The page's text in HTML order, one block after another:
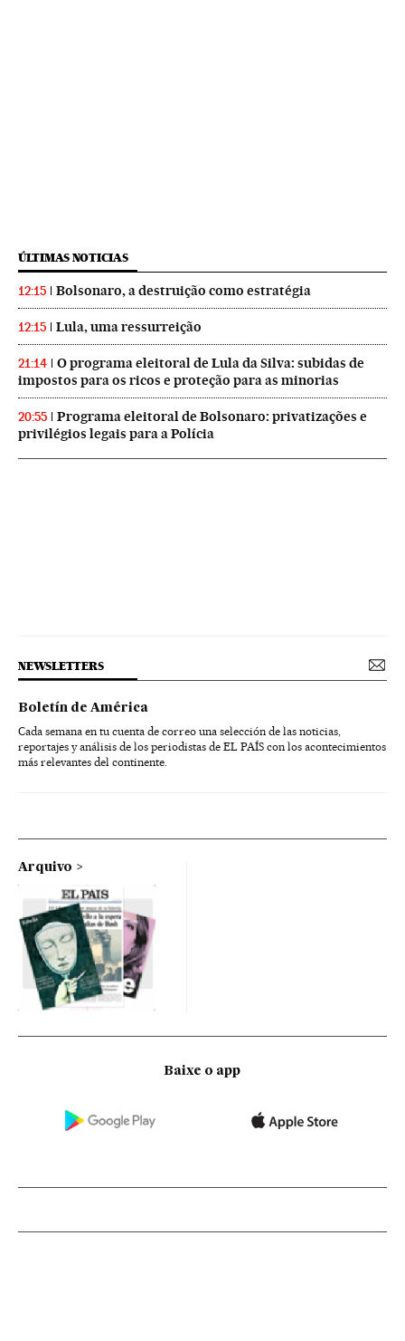
ÚLTIMAS NOTICIAS
12:15 Bolsonaro, a destruição como estratégia
12:15 Lula, uma ressurreição
21:14
O programa eleitoral de Lula da Silva: subidas de
impostos para os ricos e proteção para as minorias
20:55
Programa eleitoral de Bolsonaro: privatizações e
privilégios legais para a Polícia
NEWSLETTERS
Boletín de América
Cada semana en tu cuenta de correo una selección de las noticias,
reportajes y análisis de los periodistas de EL PAÍS con los acontecimientos
más relevantes del continente.
Arquivo
Baixe o app